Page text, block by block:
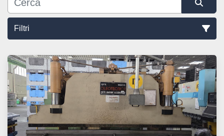
Filtri
Tutte le categorie
Ordina per